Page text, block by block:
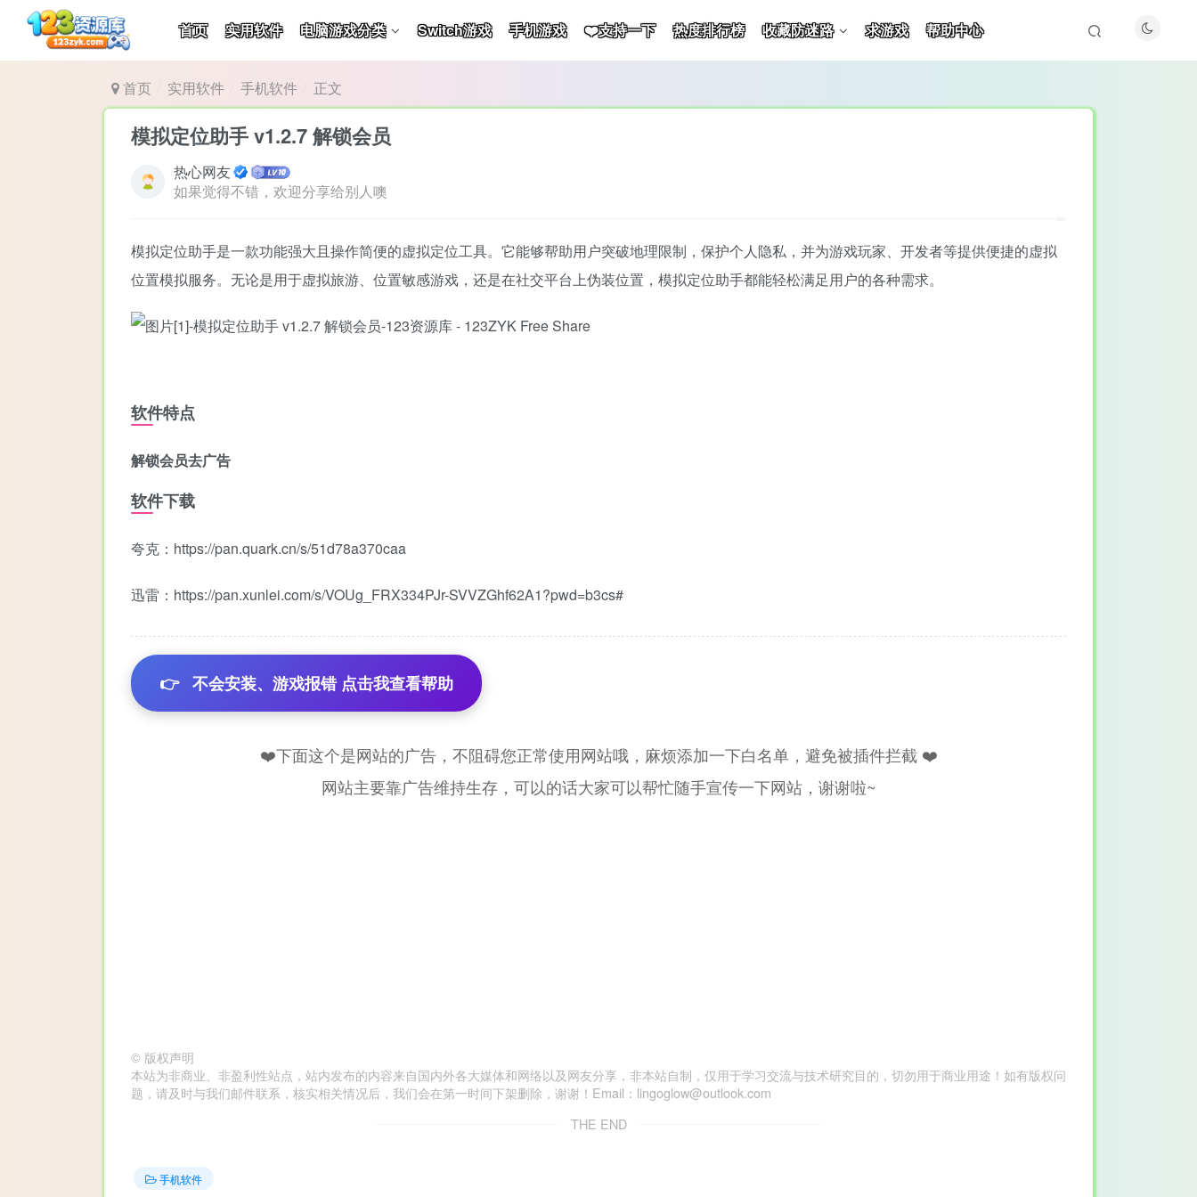
首页 实用软件 电脑游戏分类 Switch游戏 手机游戏 ❤️支持一下 热度排行榜 收藏防迷路 求游戏 帮助中心
首页 实用软件 手机软件 正文
模拟定位助手 v1.2.7 解锁会员
热心网友
如果觉得不错，欢迎分享给别人噢
模拟定位助手是一款功能强大且操作简便的虚拟定位工具。它能够帮助用户突破地理限制，保护个人隐私，并为游戏玩家、开发者等提供便捷的虚拟
位置模拟服务。无论是用于虚拟旅游、位置敏感游戏，还是在社交平台上伪装位置，模拟定位助手都能轻松满足用户的各种需求。
软件特点
解锁会员去广告
软件下载
夸克：https://pan.quark.cn/s/51d78a370caa
迅雷：https://pan.xunlei.com/s/VOUg_FRX334PJr-SVVZGhf62A1?pwd=b3cs#
👉 不会安装、游戏报错 点击我查看帮助
❤️下面这个是网站的广告，不阻碍您正常使用网站哦，麻烦添加一下白名单，避免被插件拦截 ❤️
网站主要靠广告维持生存，可以的话大家可以帮忙随手宣传一下网站，谢谢啦~
© 版权声明
本站为非商业、非盈利性站点，站内发布的内容来自国内外各大媒体和网络以及网友分享，非本站自制，仅用于学习交流与技术研究目的，切勿用于商业用途！如有版权问
题，请及时与我们邮件联系，核实相关情况后，我们会在第一时间下架删除，谢谢！Email：lingoglow@outlook.com
THE END
手机软件